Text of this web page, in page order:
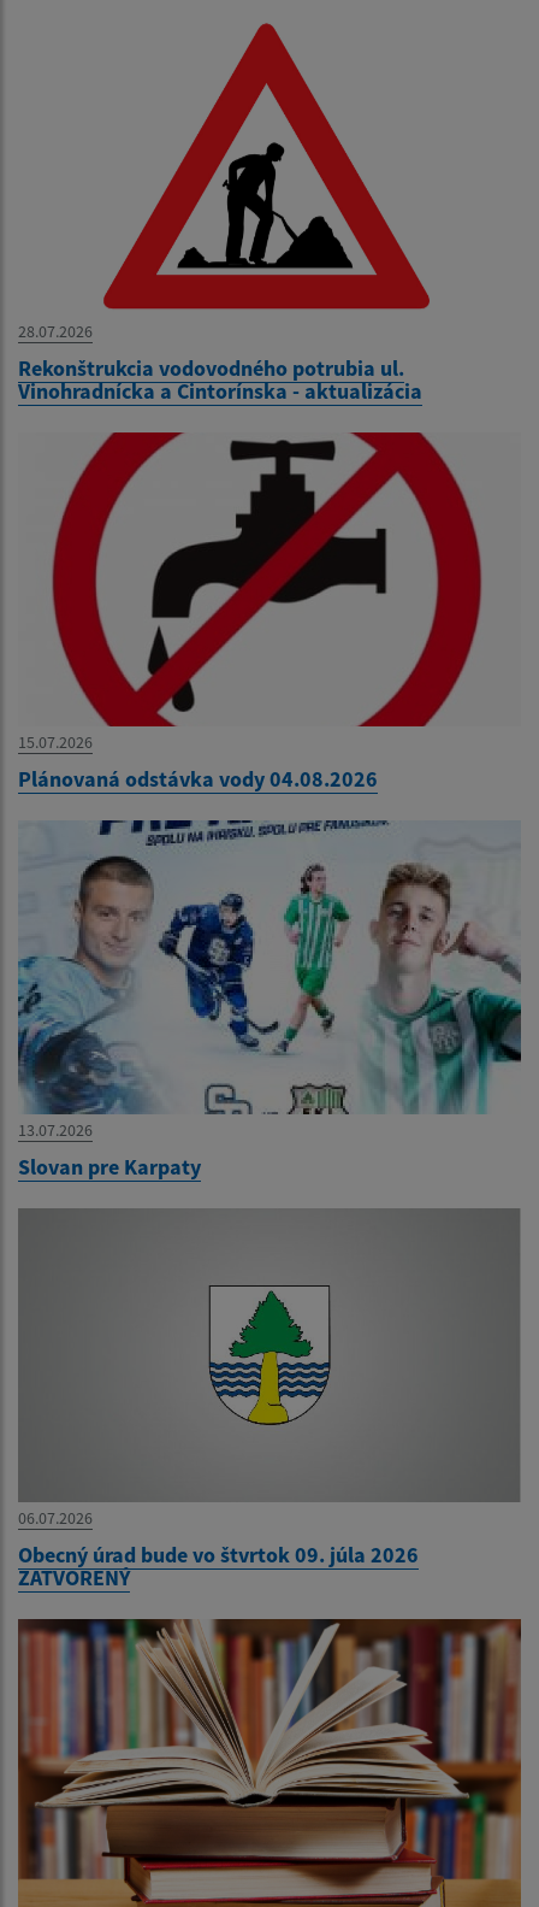
28.07.2026
Rekonštrukcia vodovodného potrubia ul.
Vinohradnícka a Cintorínska - aktualizácia
15.07.2026
Plánovaná odstávka vody 04.08.2026
13.07.2026
Slovan pre Karpaty
06.07.2026
Obecný úrad bude vo štvrtok 09. júla 2026
ZATVORENÝ